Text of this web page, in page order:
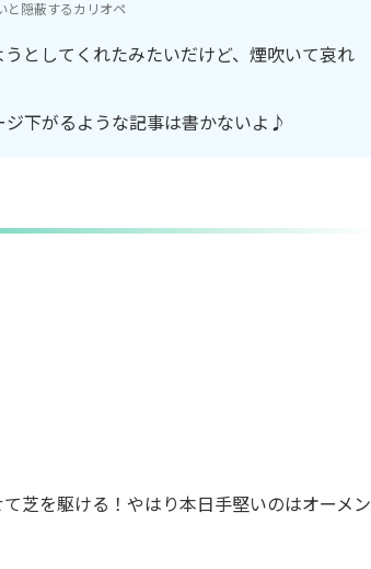
と隠蔽するカリオペ
としてくれたみたいだけど、煙吹いて哀れ
下がるような記事は書かないよ♪
芝を駆ける！やはり本日手堅いのはオーメン